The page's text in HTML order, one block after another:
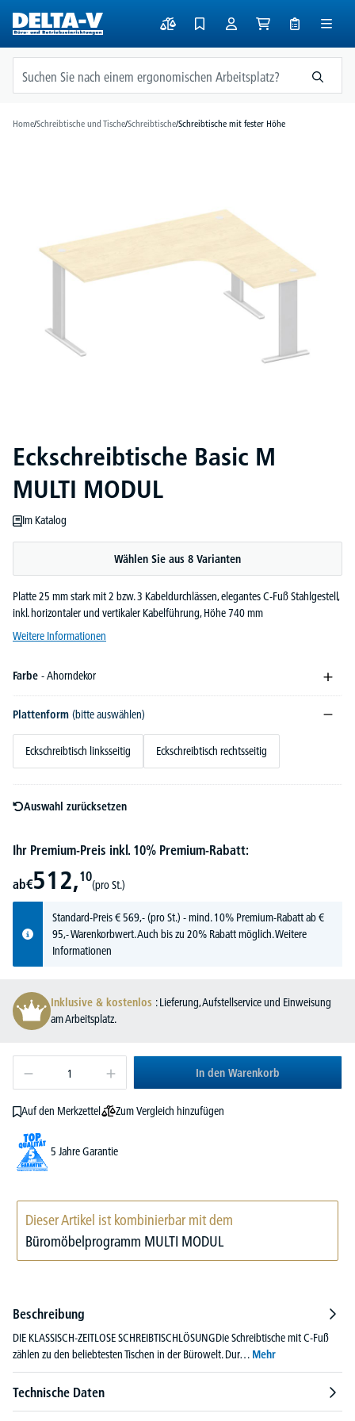
springen
Home/Schreibtische und Tische/Schreibtische/Schreibtische mit fester Höhe
Eckschreibtische Basic M
MULTI MODUL
Im Katalog
Wählen Sie aus 8 Varianten
Platte 25 mm stark mit 2 bzw. 3 Kabeldurchlässen, elegantes C-Fuß Stahlgestell,
inkl. horizontaler und vertikaler Kabelführung, Höhe 740 mm
Weitere Informationen
Farbe - Ahorndekor
Plattenform (bitte auswählen)
Eckschreibtisch linksseitig Eckschreibtisch rechtsseitig
Auswahl zurücksetzen
Ihr Premium-Preis inkl. 10% Premium-Rabatt:
ab€512,10
(pro St.)
Standard-Preis€ 569,-(pro St.) - mind. 10% Premium-Rabatt ab €
95,- Warenkorbwert. Auch bis zu 20% Rabatt möglich.Weitere
Informationen
Inklusive & kostenlos : Lieferung, Aufstellservice und Einweisung
am Arbeitsplatz.
In den Warenkorb
Auf den Merkzettel Zum Vergleich hinzufügen
5 Jahre Garantie
Dieser Artikel ist kombinierbar mit dem
Büromöbelprogramm MULTI MODUL
Beschreibung
DIE KLASSISCH-ZEITLOSE SCHREIBTISCHLÖSUNGDie Schreibtische mit C-Fuß
zählen zu den beliebtesten Tischen in der Bürowelt. Dur… Mehr
Technische Daten